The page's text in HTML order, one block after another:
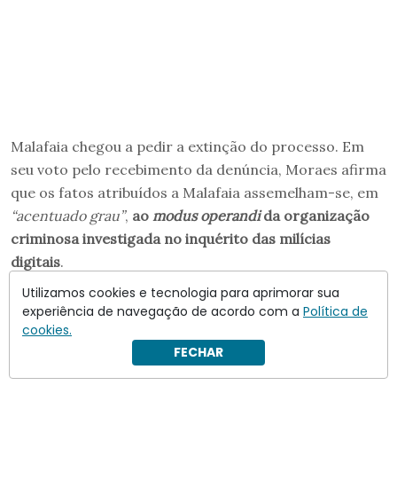
Malafaia chegou a pedir a extinção do processo. Em
seu voto pelo recebimento da denúncia, Moraes afirma
que os fatos atribuídos a Malafaia assemelham-se, em
“acentuado grau”, ao modus operandida organização
criminosa investigada no inquérito das milícias
digitais.
Segundo o ministro, a denúncia deve ser recebida pois
foi apresentada de forma clara e expressa e narra o
evento criminoso com todas as suas circunstâncias.
Utilizamos cookies e tecnologia para aprimorar sua
experiência de navegação de acordo com a Política de
cookies.
FECHAR